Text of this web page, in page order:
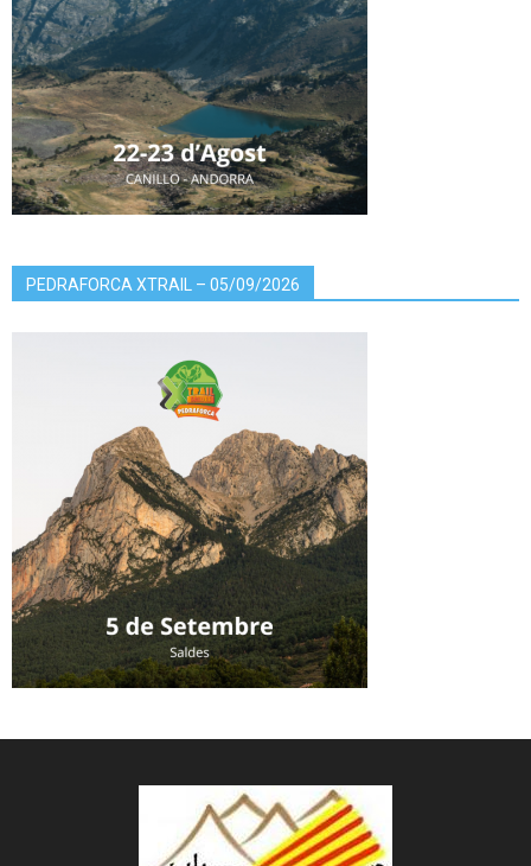
PEDRAFORCA XTRAIL – 05/09/2026